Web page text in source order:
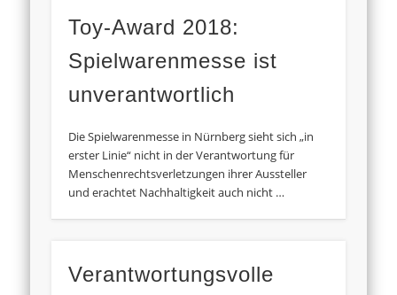
Toy-Award 2018:
Spielwarenmesse ist
unverantwortlich
Die Spielwarenmesse in Nürnberg sieht sich „in
erster Linie“ nicht in der Verantwortung für
Menschenrechtsverletzungen ihrer Aussteller
und erachtet Nachhaltigkeit auch nicht …
Verantwortungsvolle